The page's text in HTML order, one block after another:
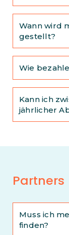
Wann wird
gestellt?
Wie
Kann ich
jährlicher
Partners
Muss ich
finden?